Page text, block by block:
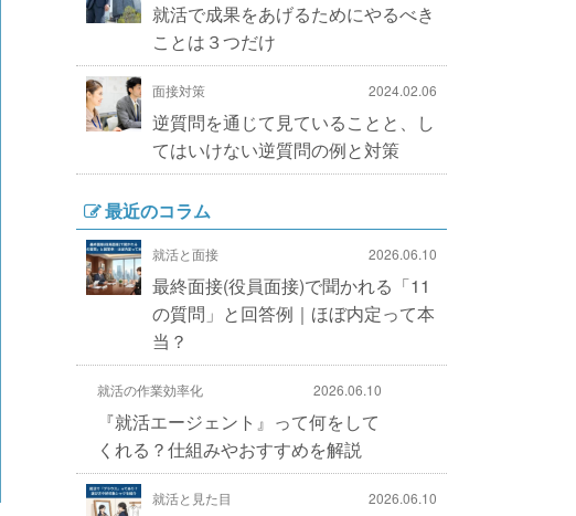
就活で成果をあげるためにやるべき
ことは３つだけ
面接対策 2024.02.06
逆質問を通じて見ていることと、し
てはいけない逆質問の例と対策
最近のコラム
就活と面接 2026.06.10
最終面接(役員面接)で聞かれる「11
の質問」と回答例｜ほぼ内定って本
当？
就活の作業効率化 2026.06.10
『就活エージェント』って何をして
くれる？仕組みやおすすめを解説
就活と見た目 2026.06.10